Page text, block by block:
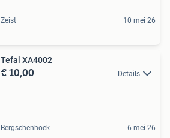
Zeist 10 mei 26
Tefal XA4002
€ 10,00 Details
Bergschenhoek 6 mei 26